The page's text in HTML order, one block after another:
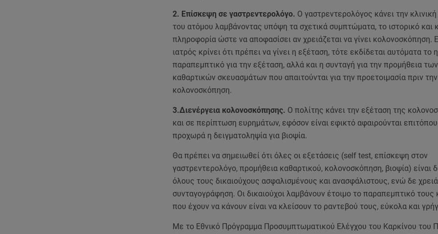
2. Επίσκεψη σε γαστρεντερολόγο. Ο γαστρεντερολόγος κάνει την
του ατόμου λαμβάνοντας υπόψη τα σχετικά συμπτώματα, το ιστορικό και
πληροφορία ώστε να αποφασίσει αν χρειάζεται να γίνει κολονοσκόπηση.
ιατρός κρίνει ότι πρέπει να γίνει η εξέταση, τότε εκδίδεται αυτόματα το
παραπεμπτικό για την εξέταση, αλλά και η συνταγή για την προμήθεια των
καθαρτικών σκευασμάτων που απαιτούνται για την προετοιμασία πριν την
κολονοσκόπηση.
3.Διενέργεια κολονοσκόπησης. Ο πολίτης κάνει την εξέταση της
και σε περίπτωση ευρημάτων, εφόσον είναι εφικτό αφαιρούνται επιτόπου
προχωρά η δειγματοληψία για βιοψία.
Θα πρέπει να σημειωθεί ότι όλες οι εξετάσεις (self test, επίσκεψη στον
γαστρεντερολόγο, προμήθεια καθαρτικού, κολονοσκόπηση, βιοψία) είναι
όλους τους δικαιούχους ασφαλισμένους και ανασφάλιστους, ενώ δε
συνταγογράφηση. Οι δικαιούχοι λαμβάνουν έτοιμο το παραπεμπτικό τους
που έχουν να κάνουν είναι να κλείσουν το ραντεβού τους, εύκολα και
Με το Εθνικό Πρόγραμμα Προσυμπτωματικού Ελέγχου του Καρκίνου του